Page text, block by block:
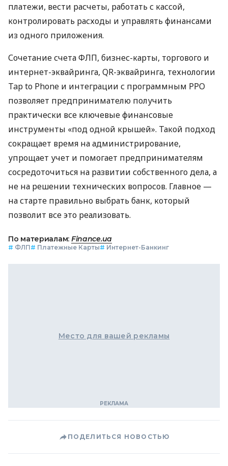
платежи, вести расчеты, работать с кассой,
контролировать расходы и управлять финансами
из одного приложения.
Сочетание счета ФЛП, бизнес-карты, торгового и
интернет-эквайринга, QR-эквайринга, технологии
Tap to Phone и интеграции с программным РРО
позволяет предпринимателю получить
практически все ключевые финансовые
инструменты «под одной крышей». Такой подход
сокращает время на администрирование,
упрощает учет и помогает предпринимателям
сосредоточиться на развитии собственного дела, а
не на решении технических вопросов. Главное —
на старте правильно выбрать банк, который
позволит все это реализовать.
По материалам: Finance.ua
# ФЛП# Платежные Карты# Интернет-Банкинг
Место для вашей рекламы
ПОДЕЛИТЬСЯ НОВОСТЬЮ